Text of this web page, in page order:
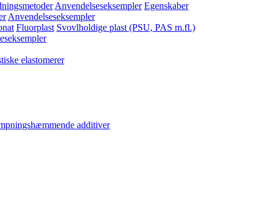
Anvendelseseksempler Egenskaber
Anvendelseseksempler
Fluorplast Svovlholdige plast (PSU, PAS m.fl.)
elastomerer
additiver